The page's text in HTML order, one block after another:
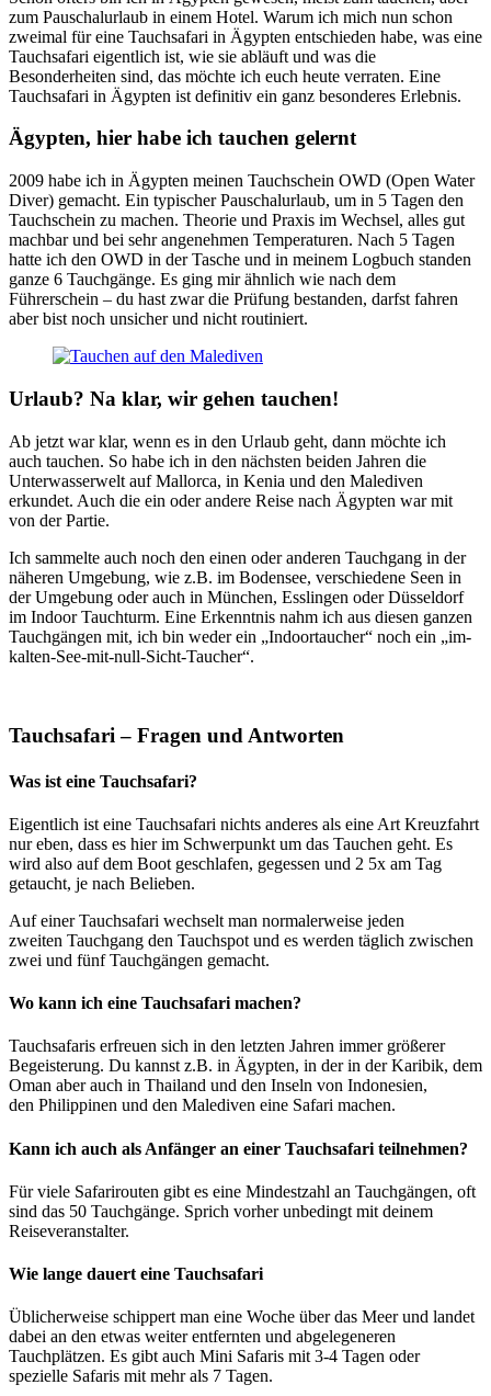
zum Pauschalurlaub in einem Hotel. Warum ich mich nun schon
zweimal für eine Tauchsafari in Ägypten entschieden habe, was eine
Tauchsafari eigentlich ist, wie sie abläuft und was die
Besonderheiten sind, das möchte ich euch heute verraten. Eine
Tauchsafari in Ägypten ist definitiv ein ganz besonderes Erlebnis.
Ägypten, hier habe ich tauchen gelernt
2009 habe ich in Ägypten meinen Tauchschein OWD (Open Water
Diver) gemacht. Ein typischer Pauschalurlaub, um in 5 Tagen den
Tauchschein zu machen. Theorie und Praxis im Wechsel, alles gut
machbar und bei sehr angenehmen Temperaturen. Nach 5 Tagen
hatte ich den OWD in der Tasche und in meinem Logbuch standen
ganze 6 Tauchgänge. Es ging mir ähnlich wie nach dem
Führerschein – du hast zwar die Prüfung bestanden, darfst fahren
aber bist noch unsicher und nicht routiniert.
Urlaub? Na klar, wir gehen tauchen!
Ab jetzt war klar, wenn es in den Urlaub geht, dann möchte ich
auch tauchen. So habe ich in den nächsten beiden Jahren die
Unterwasserwelt auf Mallorca, in Kenia und den Malediven
erkundet. Auch die ein oder andere Reise nach Ägypten war mit
von der Partie.
Ich sammelte auch noch den einen oder anderen Tauchgang in der
näheren Umgebung, wie z.B. im Bodensee, verschiedene Seen in
der Umgebung oder auch in München, Esslingen oder Düsseldorf
im Indoor Tauchturm. Eine Erkenntnis nahm ich aus diesen ganzen
Tauchgängen mit, ich bin weder ein „Indoortaucher“ noch ein „im-
kalten-See-mit-null-Sicht-Taucher“.
Tauchsafari – Fragen und Antworten
Was ist eine Tauchsafari?
Eigentlich ist eine Tauchsafari nichts anderes als eine Art Kreuzfahrt
nur eben, dass es hier im Schwerpunkt um das Tauchen geht. Es
wird also auf dem Boot geschlafen, gegessen und 2 5x am Tag
getaucht, je nach Belieben.
Auf einer Tauchsafari wechselt man normalerweise jeden
zweiten Tauchgang den Tauchspot und es werden täglich zwischen
zwei und fünf Tauchgängen gemacht.
Wo kann ich eine Tauchsafari machen?
Tauchsafaris erfreuen sich in den letzten Jahren immer größerer
Begeisterung. Du kannst z.B. in Ägypten, in der in der Karibik, dem
Oman aber auch in Thailand und den Inseln von Indonesien,
den Philippinen und den Malediven eine Safari machen.
Kann ich auch als Anfänger an einer Tauchsafari teilnehmen?
Für viele Safarirouten gibt es eine Mindestzahl an Tauchgängen, oft
sind das 50 Tauchgänge. Sprich vorher unbedingt mit deinem
Reiseveranstalter.
Wie lange dauert eine Tauchsafari
Üblicherweise schippert man eine Woche über das Meer und landet
dabei an den etwas weiter entfernten und abgelegeneren
Tauchplätzen. Es gibt auch Mini Safaris mit 3-4 Tagen oder
spezielle Safaris mit mehr als 7 Tagen.